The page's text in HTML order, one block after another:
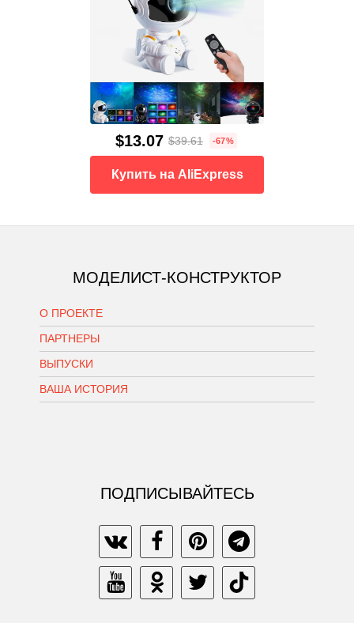
$13.07 $39.61 -67%
Купить на AliExpress
МОДЕЛИСТ-КОНСТРУКТОР
О ПРОЕКТЕ
ПАРТНЕРЫ
ВЫПУСКИ
ВАША ИСТОРИЯ
ПОДПИСЫВАЙТЕСЬ